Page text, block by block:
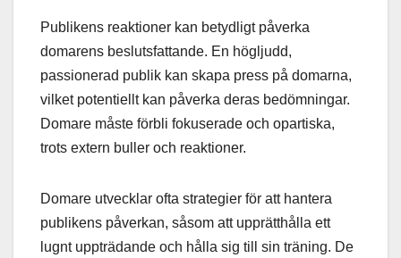
Publikens reaktioner kan betydligt påverka
domarens beslutsfattande. En högljudd,
passionerad publik kan skapa press på domarna,
vilket potentiellt kan påverka deras bedömningar.
Domare måste förbli fokuserade och opartiska,
trots extern buller och reaktioner.
Domare utvecklar ofta strategier för att hantera
publikens påverkan, såsom att upprätthålla ett
lugnt uppträdande och hålla sig till sin träning. De